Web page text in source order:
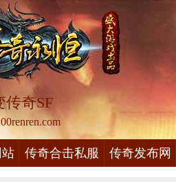
传奇SF
传奇合击私服 传奇发布网